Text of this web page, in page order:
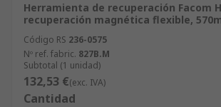
Herramienta de recuperación Facom
recuperación magnética flexible,
Código RS 236-0575
Nº ref. fabric. 827B.M
Subtotal (1 unidad)
132,53 €(exc. IVA)
Cantidad